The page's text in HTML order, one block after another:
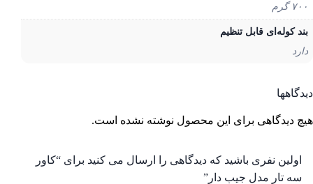
کوله‌ای قابل تنظیم
دیدگاهی برای این محصول نوشته نشده است.
نفری باشید که دیدگاهی را ارسال می کنید برای “کاور
تار مدل جیب دار”